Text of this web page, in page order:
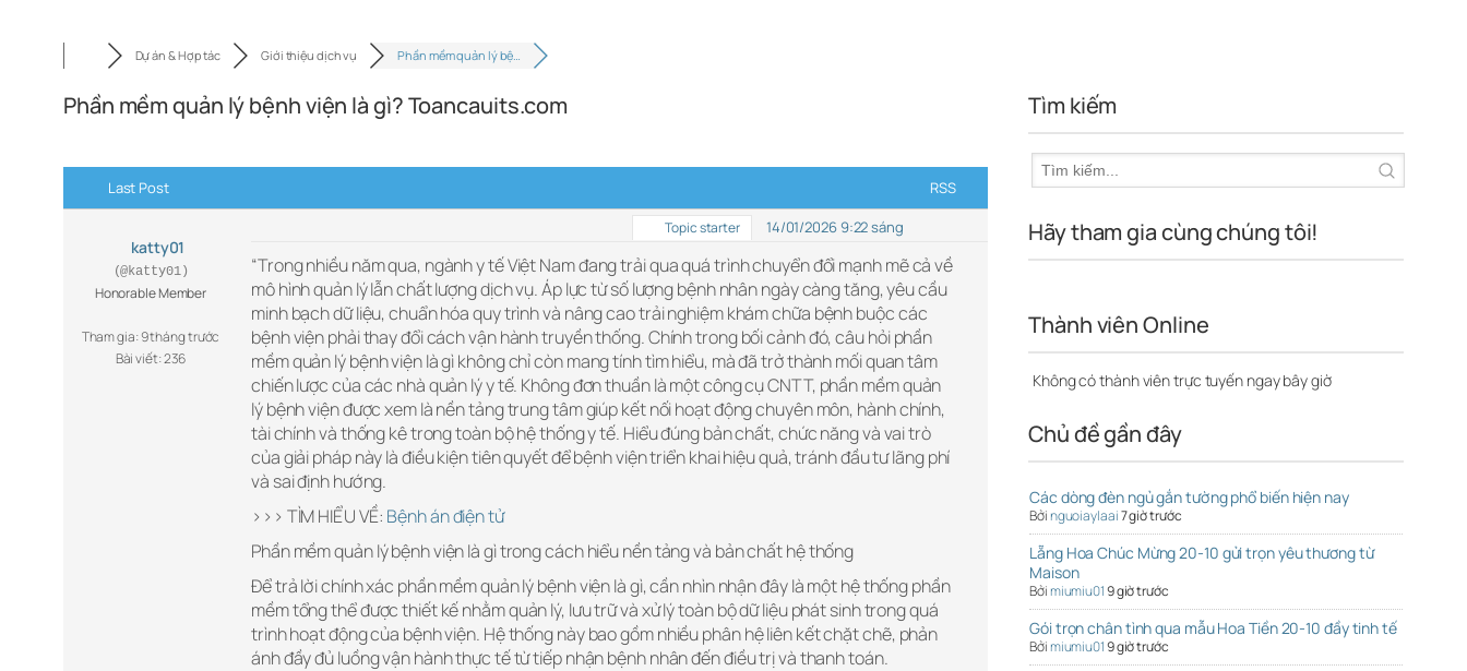
Dự án & Hợp tác Giới thiệu dịch vụ Phần mềm quản lý bệ…
Phần mềm quản lý bệnh viện là gì? Toancauits.com
Last Post RSS
katty01
(@katty01)
Honorable Member
Tham gia: 9 tháng trước
Bài viết: 236
Topic starter 14/01/2026 9:22 sáng
“Trong nhiều năm qua, ngành y tế Việt Nam đang trải qua quá trình chuyển đổi mạnh mẽ cả về
mô hình quản lý lẫn chất lượng dịch vụ. Áp lực từ số lượng bệnh nhân ngày càng tăng, yêu cầu
minh bạch dữ liệu, chuẩn hóa quy trình và nâng cao trải nghiệm khám chữa bệnh buộc các
bệnh viện phải thay đổi cách vận hành truyền thống. Chính trong bối cảnh đó, câu hỏi phần
mềm quản lý bệnh viện là gì không chỉ còn mang tính tìm hiểu, mà đã trở thành mối quan tâm
chiến lược của các nhà quản lý y tế. Không đơn thuần là một công cụ CNTT, phần mềm quản
lý bệnh viện được xem là nền tảng trung tâm giúp kết nối hoạt động chuyên môn, hành chính,
tài chính và thống kê trong toàn bộ hệ thống y tế. Hiểu đúng bản chất, chức năng và vai trò
của giải pháp này là điều kiện tiên quyết để bệnh viện triển khai hiệu quả, tránh đầu tư lãng phí
và sai định hướng.
>>> TÌM HIỂU VỀ: Bệnh án điện tử
Phần mềm quản lý bệnh viện là gì trong cách hiểu nền tảng và bản chất hệ thống
Để trả lời chính xác phần mềm quản lý bệnh viện là gì, cần nhìn nhận đây là một hệ thống phần
mềm tổng thể được thiết kế nhằm quản lý, lưu trữ và xử lý toàn bộ dữ liệu phát sinh trong quá
trình hoạt động của bệnh viện. Hệ thống này bao gồm nhiều phân hệ liên kết chặt chẽ, phản
ánh đầy đủ luồng vận hành thực tế từ tiếp nhận bệnh nhân đến điều trị và thanh toán.
Tìm kiếm
Hãy tham gia cùng chúng tôi!
Thành viên Online
Không có thành viên trực tuyến ngay bây giờ
Chủ đề gần đây
Các dòng đèn ngủ gắn tường phổ biến hiện nay
Bởinguoiaylaai7 giờ trước
Lẵng Hoa Chúc Mừng 20-10 gửi trọn yêu thương từ
Maison
Bởimiumiu019 giờ trước
Gói trọn chân tình qua mẫu Hoa Tiền 20-10 đầy tinh tế
Bởimiumiu019 giờ trước